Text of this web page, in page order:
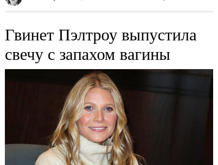
Гвинет Пэлтроу выпустила
свечу с запахом вагины